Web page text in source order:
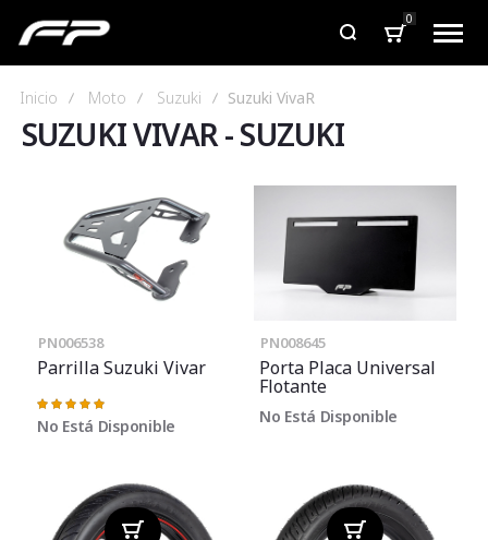
0
Inicio Moto Suzuki Suzuki VivaR
SUZUKI VIVAR-SUZUKI
PN006538
Parrilla Suzuki Vivar
Valoración:
100%
No Está Disponible
PN008645
Porta Placa Universal
Flotante
No Está Disponible